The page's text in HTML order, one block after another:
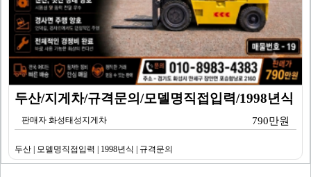
두산/지게차/규격문의/모델명직접입력/1998년식
판매자 화성태성지게차 790만원
두산 | 모델명직접입력 | 1998년식 | 규격문의